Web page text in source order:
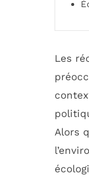
Les
Alors